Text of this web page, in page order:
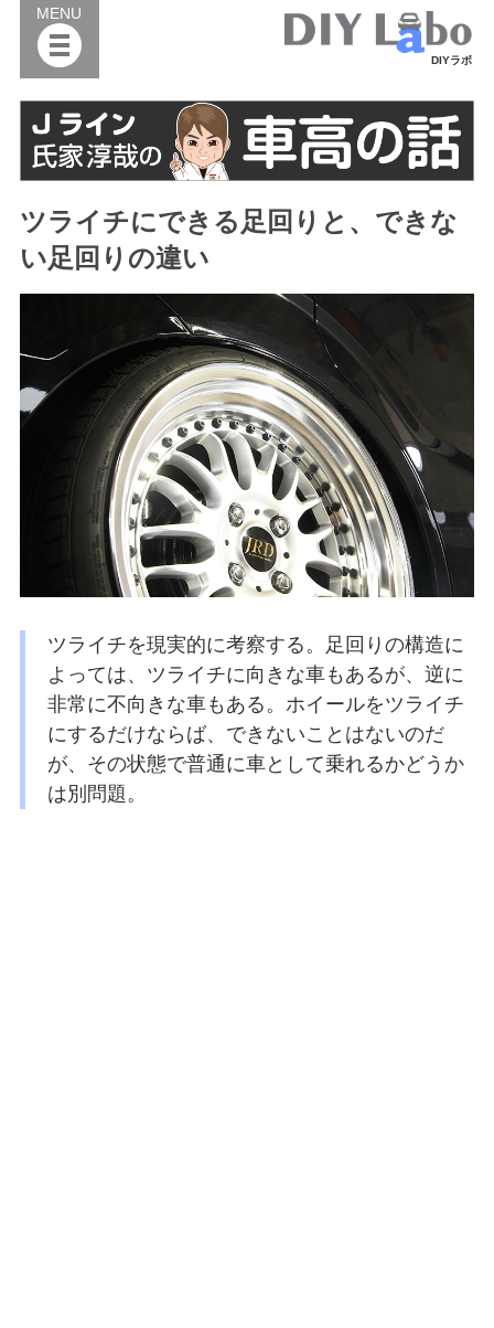
DIYラボ
MENU
ツライチにできる足回りと、できな
い足回りの違い
ツライチを現実的に考察する。足回りの構造に
よっては、ツライチに向きな車もあるが、逆に
非常に不向きな車もある。ホイールをツライチ
にするだけならば、できないことはないのだ
が、その状態で普通に車として乗れるかどうか
は別問題。